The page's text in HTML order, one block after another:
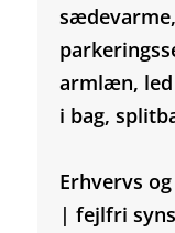
armlæn,
i bag,
Erhvervs
| fejlfri